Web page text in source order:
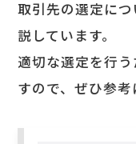
取引先の選定に
説しています。
適切な選定を行
すので、ぜひ参考